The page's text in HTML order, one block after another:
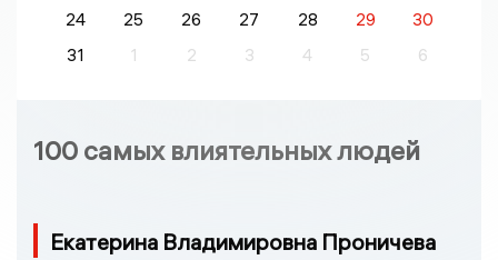
24
25 26 27 28 29
30
31
1 2 3 4 5 6
100 самых влиятельных людей
Екатерина Владимировна Проничева